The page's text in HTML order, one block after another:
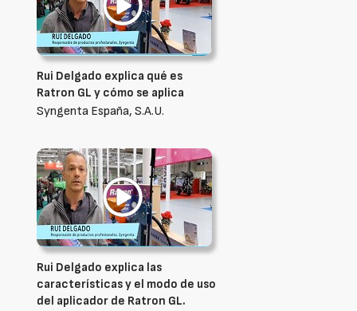
Rui Delgado explica qué es
Ratron GL y cómo se aplica
Syngenta España, S.A.U.
Rui Delgado explica las
características y el modo de uso
del aplicador de Ratron GL.